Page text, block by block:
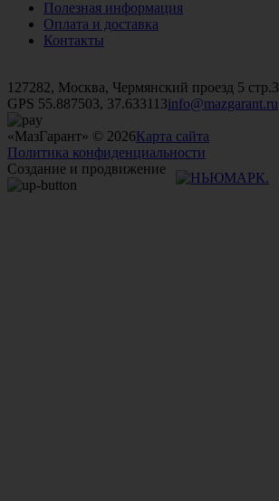
Полезная информация
Оплата и доставка
Контакты
127282, Москва, Чермянский проезд 5 стр.3
GPS 55.887503, 37.633113info@mazgarant.ru
«МазГарант» © 2026Карта сайта
Политика конфиденциальности
Создание и продвижение